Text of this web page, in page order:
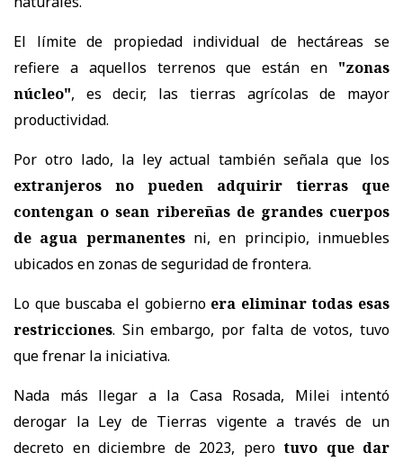
El límite de propiedad individual de hectáreas se
refiere a aquellos terrenos que están en "zonas
núcleo", es decir, las tierras agrícolas de mayor
productividad.
Por otro lado, la ley actual también señala que los
extranjeros no pueden adquirir tierras que
contengan o sean ribereñas de grandes cuerpos
de agua permanentesni, en principio, inmuebles
ubicados en zonas de seguridad de frontera.
Lo que buscaba el gobierno era eliminar todas esas
restricciones. Sin embargo, por falta de votos, tuvo
que frenar la iniciativa.
Nada más llegar a la Casa Rosada, Milei intentó
derogar la Ley de Tierras vigente a través de un
decreto en diciembre de 2023, pero tuvo que dar